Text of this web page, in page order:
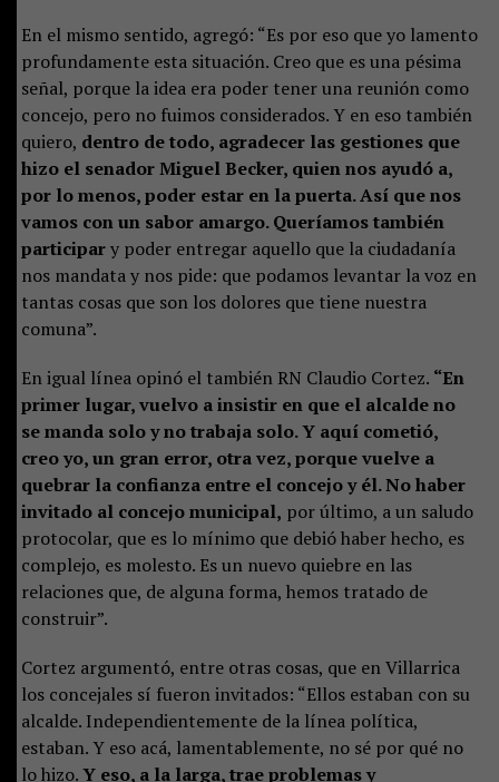
En el mismo sentido, agregó: “Es por eso que yo lamento
profundamente esta situación. Creo que es una pésima
señal, porque la idea era poder tener una reunión como
concejo, pero no fuimos considerados. Y en eso también
quiero, dentro de todo, agradecer las gestiones que
hizo el senador Miguel Becker, quien nos ayudó a,
por lo menos, poder estar en la puerta. Así que nos
vamos con un sabor amargo. Queríamos también
participary poder entregar aquello que la ciudadanía
nos mandata y nos pide: que podamos levantar la voz en
tantas cosas que son los dolores que tiene nuestra
comuna”.
En igual línea opinó el también RN Claudio Cortez. “En
primer lugar, vuelvo a insistir en que el alcalde no
se manda solo y no trabaja solo. Y aquí cometió,
creo yo, un gran error, otra vez, porque vuelve a
quebrar la confianza entre el concejo y él. No haber
invitado al concejo municipal, por último, a un saludo
protocolar, que es lo mínimo que debió haber hecho, es
complejo, es molesto. Es un nuevo quiebre en las
relaciones que, de alguna forma, hemos tratado de
construir”.
Cortez argumentó, entre otras cosas, que en Villarrica
los concejales sí fueron invitados: “Ellos estaban con su
alcalde. Independientemente de la línea política,
estaban. Y eso acá, lamentablemente, no sé por qué no
lo hizo.Y eso, a la larga, trae problemas y